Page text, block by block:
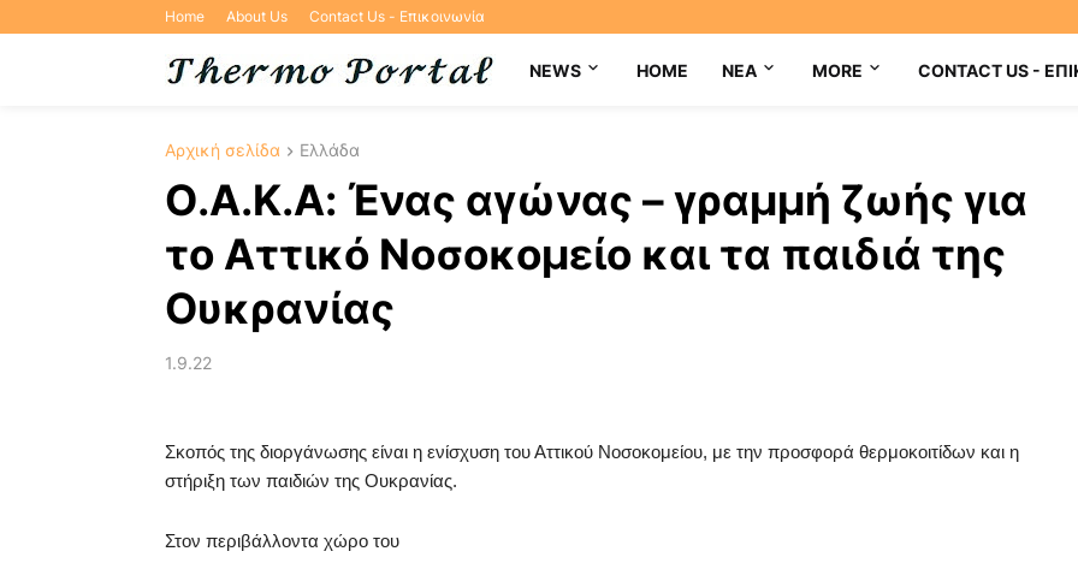
Home About Us Contact Us - Επικοινωνία
NEWS HOME NEA MORE CONTACT US -
Αρχική σελίδα Ελλάδα
Ο.Α.Κ.Α: Ένας αγώνας – γραμμή ζωής για
το Αττικό Νοσοκομείο και τα παιδιά της
Ουκρανίας
1.9.22
Σκοπός της διοργάνωσης είναι η ενίσχυση του Αττικού Νοσοκομείου, με την προσφορά θερμοκοιτίδων και η
στήριξη των παιδιών της Ουκρανίας.
Στον περιβάλλοντα χώρο του